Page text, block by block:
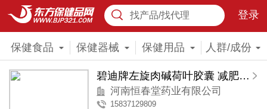
找产品/找代理 登录
保健食品 保健器械 保健用品 人群/成份
碧迪牌左旋肉碱荷叶胶囊 减肥胶囊 减肥产品
河南恒春堂药业有限公司
15837129809